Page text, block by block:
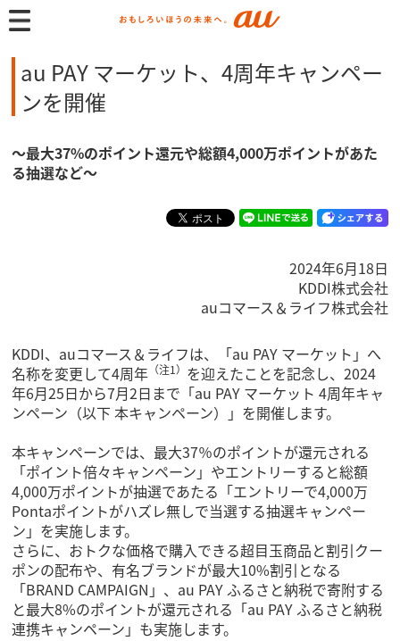
au PAY マーケット、4周年キャンペー
ンを開催
～最大37%のポイント還元や総額4,000万ポイントがあた
る抽選など～
2024年6月18日
KDDI株式会社
auコマース＆ライフ株式会社
KDDI、auコマース＆ライフは、「au PAY マーケット」へ
名称を変更して4周年 （注1） を迎えたことを記念し、2024
年6月25日から7月2日まで「au PAY マーケット 4周年キャ
ンペーン（以下 本キャンペーン）」を開催します。
本キャンペーンでは、最大37％のポイントが還元される
「ポイント倍々キャンペーン」やエントリーすると総額
4,000万ポイントが抽選であたる「エントリーで4,000万
Pontaポイントがハズレ無しで当選する抽選キャンペー
ン」を実施します。
さらに、おトクな価格で購入できる超目玉商品と割引クー
ポンの配布や、有名ブランドが最大10%割引となる
「BRAND CAMPAIGN」、au PAY ふるさと納税で寄附する
と最大8%のポイントが還元される「au PAY ふるさと納税
連携キャンペーン」も実施します。